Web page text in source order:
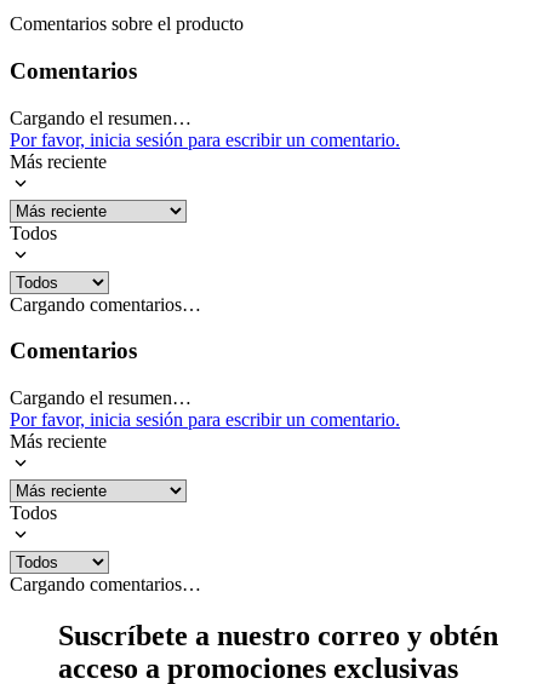
Mostrar más
Comentarios sobre el producto
Comentarios
Cargando el resumen…
Por favor, inicia sesión para escribir un comentario.
Más reciente
Todos
Cargando comentarios…
Comentarios
Cargando el resumen…
Por favor, inicia sesión para escribir un comentario.
Más reciente
Todos
Cargando comentarios…
Suscríbete a nuestro correo y obtén
acceso a promociones exclusivas